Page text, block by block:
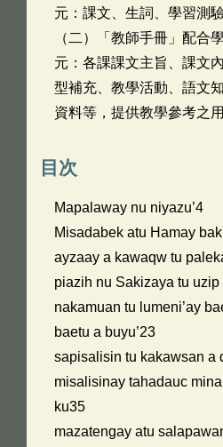
元：課文、生詞、學習測驗
（二）「教師手冊」配合
元：各課課文主旨、課文
型補充、教學活動、語文
資料等，提供教學參考之用
目次
Mapalaway nu niyazu’4
Misadabek atu Hamay
ayzaay a kawaqw tu
piazih nu Sakizaya tu uzip
nakamuan tu lumeni’ay
baetu a buyu’23
sapisalisin tu kakawsan a
misalisinay tahadauc
ku35
mazatengay atu